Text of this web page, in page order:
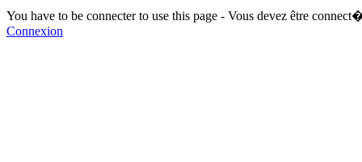
You have to be connecter to use this page - Vous devez être
Connexion